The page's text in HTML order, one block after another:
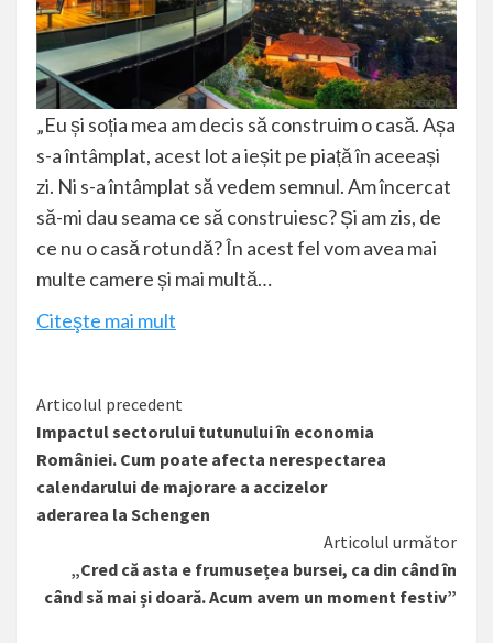
„Eu și soția mea am decis să construim o casă. Așa
s-a întâmplat, acest lot a ieșit pe piață în aceeași
zi. Ni s-a întâmplat să vedem semnul. Am încercat
să-mi dau seama ce să construiesc? Și am zis, de
ce nu o casă rotundă? În acest fel vom avea mai
multe camere și mai multă…
Citeşte mai mult
Citește
mai
mult
Articolul precedent
Impactul sectorului tutunului în economia
României. Cum poate afecta nerespectarea
calendarului de majorare a accizelor
aderarea la Schengen
Articolul următor
„Cred că asta e frumusețea bursei, ca din când în
când să mai și doară. Acum avem un moment festiv”